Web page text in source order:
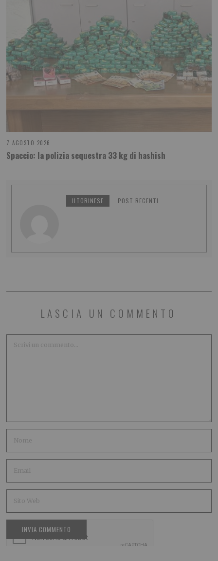
7 AGOSTO 2026
Spaccio: la polizia sequestra 33 kg di hashish
ILTORINESE POST RECENTI
LASCIA UN COMMENTO